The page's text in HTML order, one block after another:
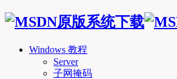
Windows 教程
Server
子网掩码